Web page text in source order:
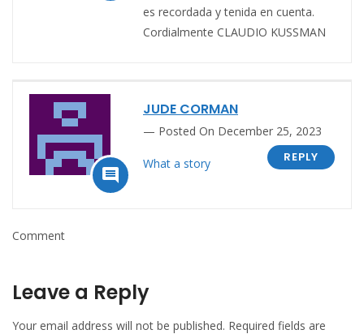
es recordada y tenida en cuenta.
Cordialmente CLAUDIO KUSSMAN

JUDE CORMAN
Posted On December 25, 2023
REPLY
What a story
Comment
Leave a Reply
Your email address will not be published. Required fields are